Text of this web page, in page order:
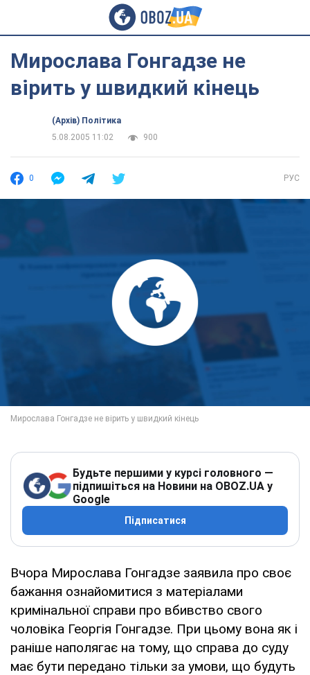
Мирослава Гонгадзе не
вірить у швидкий кінець
(Архів) Політика
5.08.2005 11:02
900
0 РУС
Будьте першими у курсі головного —
підпишіться на Новини на OBOZ.UA у
Google
Підписатися
Вчора Мирослава Гонгадзе заявила про своє
бажання ознайомитися з матеріалами
кримінальної справи про вбивство свого
чоловіка Георгія Гонгадзе. При цьому вона як і
раніше наполягає на тому, що справа до суду
має бути передано тільки за умови, що будуть